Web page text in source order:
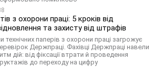
з охорони праці: 5 кроків від
та захисту від штрафів
технічних паперів з охорони праці загрожує
Держпраці. Фахівці Держпраці навели
дій: від фіксації втрати й проведення
до переходу на цифру